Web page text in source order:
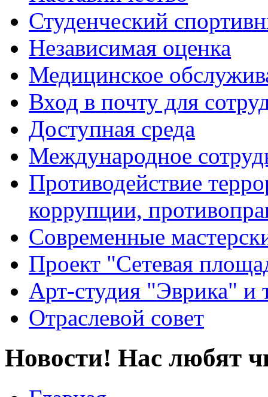
Студенческий
Независимая оценка
Медицинское
Вход в почту для
Доступная среда
Международное
Противодействие
коррупции,
Современные
Проект "Сетевая
Арт-студия "Эврика" и
Отраслевой совет
Новости! Нас любят